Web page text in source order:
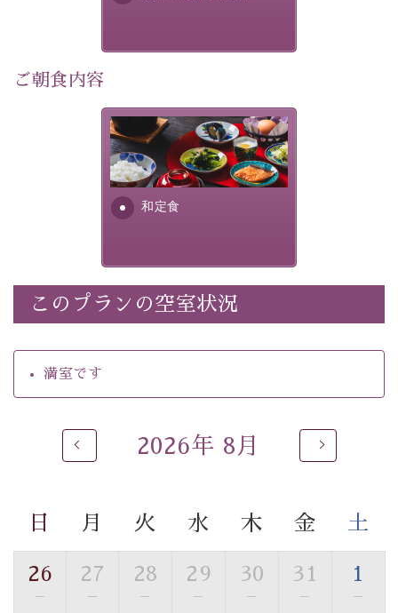
・館内着をご用意
・環境に配慮したアメニティをご用意
・館内フリーWi-Fi
・チェックイン15時、チェックアウト10時
・朝夕個室料亭で個室食
・夕食は地産地消の創作和会席 美湖膳（二十四節気と
・朝食はこだわりの味噌汁をはじめとした和定食
【温泉】
自家源泉「美翠源泉」は酸化の進みが遅く新鮮で若返り
の効果が高い、極めて希有な源泉です。身も心も癒され
るご入浴をお愉しみください。
■お座敷風呂（大浴場）
用。 足元が柔らかく、そして滑りにくい畳のお風呂で
ご了承のほどお願いいたします。
■貸切温泉風呂 （40分2000円）
眺望はございませんが、源泉掛け流しの温泉の質を楽し
む貸切温泉風呂です。ゆったりといやされるプライベー
ご朝食内容
和定食
さっぱりとした和食膳に使わ
れる食材は、諏訪の名産品を
ふんだんに取り入れ、安心・
安全を心掛けた長野県産...
このプランの空室状況
満室です
2026年 8月
日 月 火 水 木 金 土
26
—
27
—
28
—
29
—
30
—
31
—
1
—